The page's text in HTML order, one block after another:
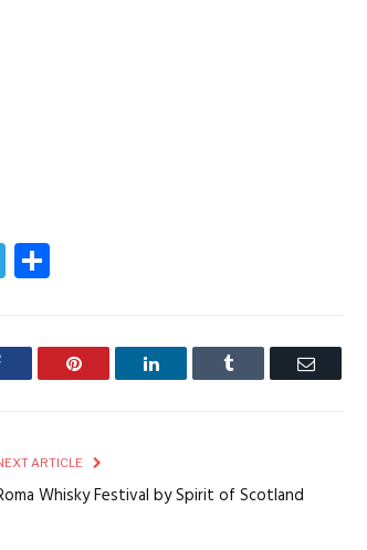
Telegram
Facebook Pinterest LinkedIn Tumblr Email
ARTICLE
Whisky Festival by Spirit of Scotland